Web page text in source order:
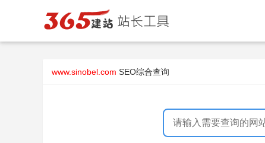
www.sinobel.com SEO综合查询